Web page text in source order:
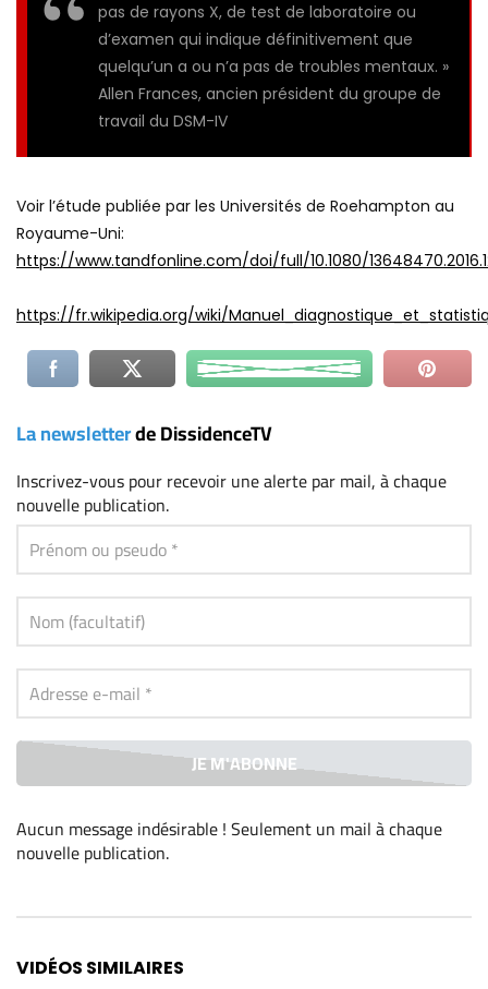
pas de rayons X, de test de laboratoire ou
d’examen qui indique définitivement que
quelqu’un a ou n’a pas de troubles mentaux. »
Allen Frances, ancien président du groupe de
travail du DSM-IV
Voir l’étude publiée par les Universités de Roehampton au
Royaume-Uni:
https://www.tandfonline.com/doi/full/10.1080/
https://fr.wikipedia.org/wiki/
La newsletterde DissidenceTV
Inscrivez-vouspour recevoir une alerte par mail, à chaque
nouvelle publication.
Aucun message indésirable ! Seulement un mail à chaque
nouvelle publication.
VIDÉOS SIMILAIRES